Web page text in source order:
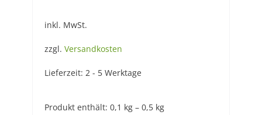
inkl. MwSt.
zzgl. Versandkosten
Lieferzeit: 2 - 5 Werktage
Produkt enthält: 0,1 kg – 0,5 kg